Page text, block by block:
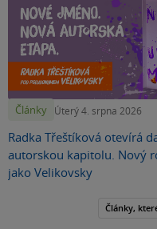
Články Úterý 4. srpna 2026
Radka Třeštíková otevírá
autorskou kapitolu. Nový
jako Velikovsky
Články,